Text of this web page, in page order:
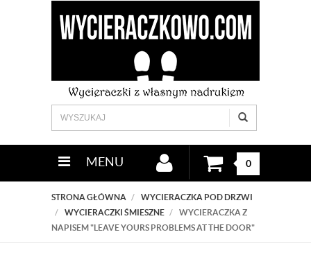
MENU 0
STRONA GŁÓWNA
WYCIERACZKA POD DRZWI
WYCIERACZKI ŚMIESZNE
WYCIERACZKA Z
NAPISEM "LEAVE YOURS PROBLEMS AT THE DOOR"